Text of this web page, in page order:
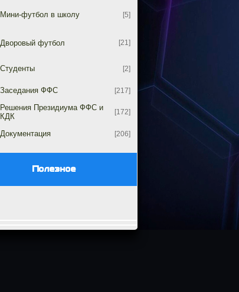
Мини-футбол в школу [5]
Дворовый футбол [21]
Студенты [2]
Заседания ФФС [217]
Решения Президиума ФФС и
КДК
[172]
Документация [206]
Полезное